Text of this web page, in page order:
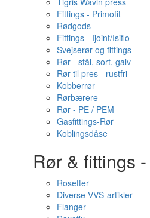
Fittings - Primofit
Rødgods
Fittings - Ijoint/Isiflo
Svejserør og fittings
Rør - stål, sort, galv
Rør til pres - rustfri
Kobberrør
Rørbærere
Rør - PE / PEM
Gasfittings-Rør
Koblingsdåse
Rør & fittings
Rosetter
Diverse VVS-artikler
Flanger